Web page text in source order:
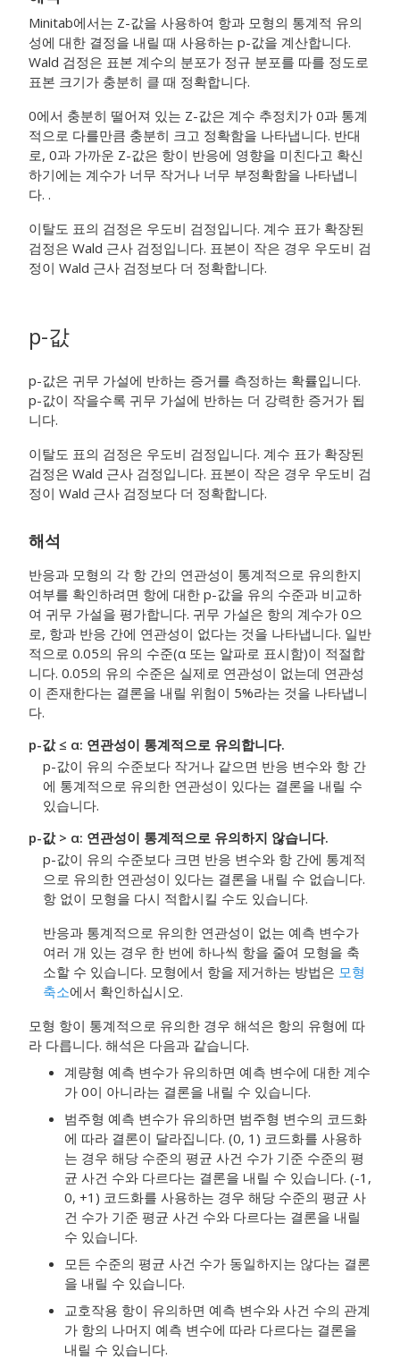
Minitab에서는 Z-값을 사용하여 항과 모형의 통계적 유의
성에 대한 결정을 내릴 때 사용하는 p-값을 계산합니다.
Wald 검정은 표본 계수의 분포가 정규 분포를 따를 정도로
표본 크기가 충분히 클 때 정확합니다.
0에서 충분히 떨어져 있는 Z-값은 계수 추정치가 0과 통계
적으로 다를만큼 충분히 크고 정확함을 나타냅니다. 반대
로, 0과 가까운 Z-값은 항이 반응에 영향을 미친다고 확신
하기에는 계수가 너무 작거나 너무 부정확함을 나타냅니
다. .
이탈도 표의 검정은 우도비 검정입니다. 계수 표가 확장된
검정은 Wald 근사 검정입니다. 표본이 작은 경우 우도비 검
정이 Wald 근사 검정보다 더 정확합니다.
p-값
p-값은 귀무 가설에 반하는 증거를 측정하는 확률입니다.
p-값이 작을수록 귀무 가설에 반하는 더 강력한 증거가 됩
니다.
이탈도 표의 검정은 우도비 검정입니다. 계수 표가 확장된
검정은 Wald 근사 검정입니다. 표본이 작은 경우 우도비 검
정이 Wald 근사 검정보다 더 정확합니다.
해석
반응과 모형의 각 항 간의 연관성이 통계적으로 유의한지
여부를 확인하려면 항에 대한 p-값을 유의 수준과 비교하
여 귀무 가설을 평가합니다. 귀무 가설은 항의 계수가 0으
로, 항과 반응 간에 연관성이 없다는 것을 나타냅니다. 일반
적으로 0.05의 유의 수준(α 또는 알파로 표시함)이 적절합
니다. 0.05의 유의 수준은 실제로 연관성이 없는데 연관성
이 존재한다는 결론을 내릴 위험이 5%라는 것을 나타냅니
다.
p-값 ≤ α: 연관성이 통계적으로 유의합니다.
p-값이 유의 수준보다 작거나 같으면 반응 변수와 항 간
에 통계적으로 유의한 연관성이 있다는 결론을 내릴 수
있습니다.
p-값 > α: 연관성이 통계적으로 유의하지 않습니다.
p-값이 유의 수준보다 크면 반응 변수와 항 간에 통계적
으로 유의한 연관성이 있다는 결론을 내릴 수 없습니다.
항 없이 모형을 다시 적합시킬 수도 있습니다.
반응과 통계적으로 유의한 연관성이 없는 예측 변수가
여러 개 있는 경우 한 번에 하나씩 항을 줄여 모형을 축
소할 수 있습니다. 모형에서 항을 제거하는 방법은 모형
축소에서 확인하십시오.
모형 항이 통계적으로 유의한 경우 해석은 항의 유형에 따
라 다릅니다. 해석은 다음과 같습니다.
계량형 예측 변수가 유의하면 예측 변수에 대한 계수
가 0이 아니라는 결론을 내릴 수 있습니다.
범주형 예측 변수가 유의하면 범주형 변수의 코드화
에 따라 결론이 달라집니다. (0, 1) 코드화를 사용하
는 경우 해당 수준의 평균 사건 수가 기준 수준의 평
균 사건 수와 다르다는 결론을 내릴 수 있습니다. (-1,
0, +1) 코드화를 사용하는 경우 해당 수준의 평균 사
건 수가 기준 평균 사건 수와 다르다는 결론을 내릴
수 있습니다.
모든 수준의 평균 사건 수가 동일하지는 않다는 결론
을 내릴 수 있습니다.
교호작용 항이 유의하면 예측 변수와 사건 수의 관계
가 항의 나머지 예측 변수에 따라 다르다는 결론을
내릴 수 있습니다.